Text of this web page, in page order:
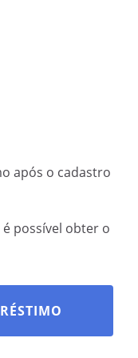
após o cadastro
possível obter o